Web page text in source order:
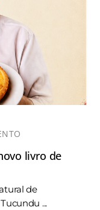
livro de
de
...